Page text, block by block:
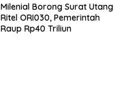
Milenial Borong Surat Utang
Ritel ORI030, Pemerintah
Raup Rp40 Triliun